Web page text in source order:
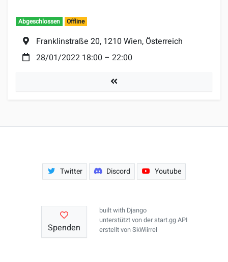
Abgeschlossen Offline
Ort:
Franklinstraße 20, 1210 Wien, Österreich
Datum:
28/01/2022 18:00 – 22:00
Turniere
Twitter Discord Youtube
Spenden
built with Django
unterstützt von derstart.gg API
erstellt vonSkWiirrel